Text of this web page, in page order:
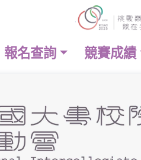
報名查詢 競賽成績